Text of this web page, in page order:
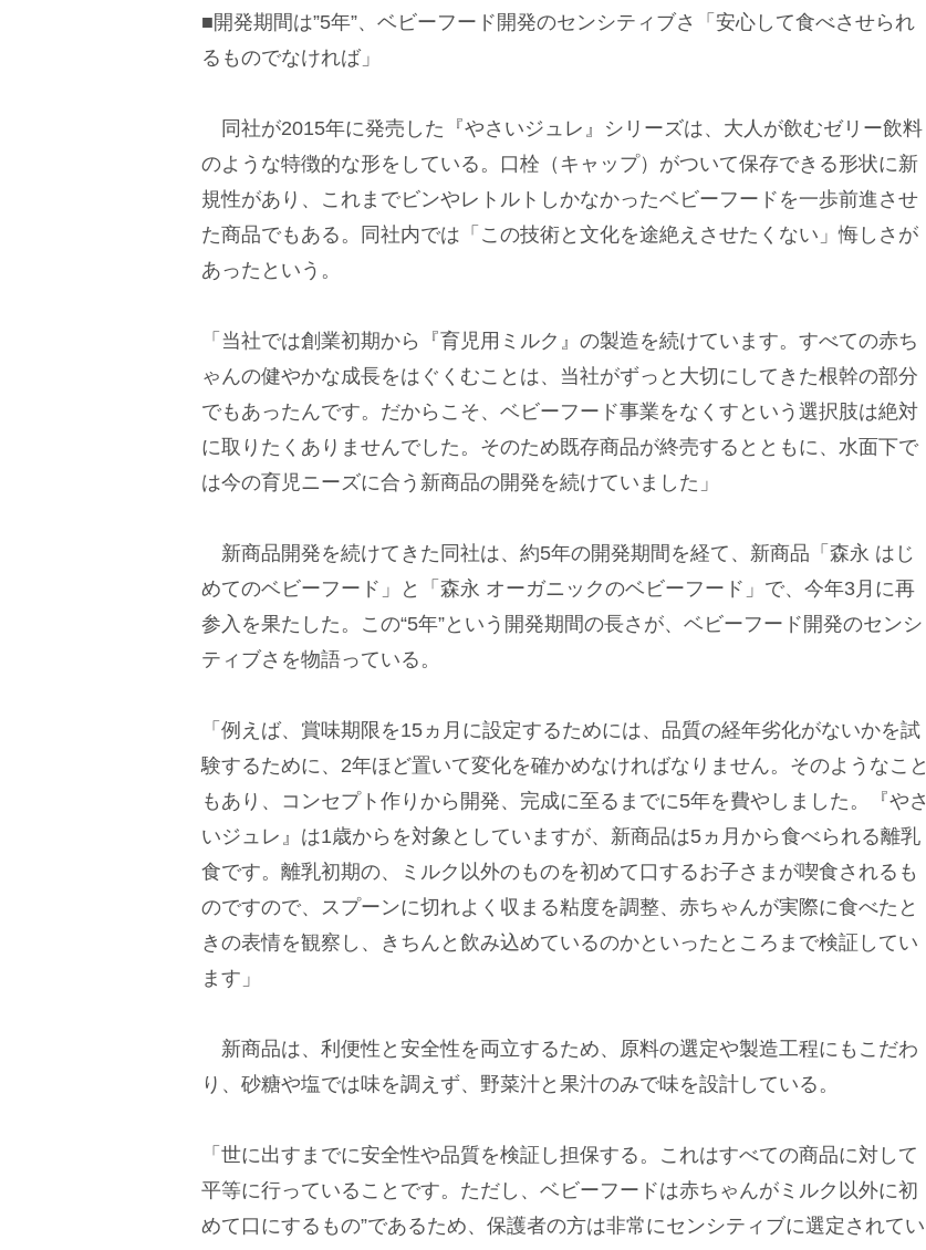
■開発期間は”5年”、ベビーフード開発のセンシティブさ「安心して食べさせられ
るものでなければ」
同社が2015年に発売した『やさいジュレ』シリーズは、大人が飲むゼリー飲料
のような特徴的な形をしている。口栓（キャップ）がついて保存できる形状に新
規性があり、これまでビンやレトルトしかなかったベビーフードを一歩前進させ
た商品でもある。同社内では「この技術と文化を途絶えさせたくない」悔しさが
あったという。
「当社では創業初期から『育児用ミルク』の製造を続けています。すべての赤ち
ゃんの健やかな成長をはぐくむことは、当社がずっと大切にしてきた根幹の部分
でもあったんです。だからこそ、ベビーフード事業をなくすという選択肢は絶対
に取りたくありませんでした。そのため既存商品が終売するとともに、水面下で
は今の育児ニーズに合う新商品の開発を続けていました」
新商品開発を続けてきた同社は、約5年の開発期間を経て、新商品「森永 はじ
めてのベビーフード」と「森永 オーガニックのベビーフード」で、今年3月に再
参入を果たした。この“5年”という開発期間の長さが、ベビーフード開発のセンシ
ティブさを物語っている。
「例えば、賞味期限を15ヵ月に設定するためには、品質の経年劣化がないかを試
験するために、2年ほど置いて変化を確かめなければなりません。そのようなこと
もあり、コンセプト作りから開発、完成に至るまでに5年を費やしました。『やさ
いジュレ』は1歳からを対象としていますが、新商品は5ヵ月から食べられる離乳
食です。離乳初期の、ミルク以外のものを初めて口するお子さまが喫食されるも
のですので、スプーンに切れよく収まる粘度を調整、赤ちゃんが実際に食べたと
きの表情を観察し、きちんと飲み込めているのかといったところまで検証してい
ます」
新商品は、利便性と安全性を両立するため、原料の選定や製造工程にもこだわ
り、砂糖や塩では味を調えず、野菜汁と果汁のみで味を設計している。
「世に出すまでに安全性や品質を検証し担保する。これはすべての商品に対して
平等に行っていることです。ただし、ベビーフードは赤ちゃんがミルク以外に初
めて口にするもの”であるため、保護者の方は非常にセンシティブに選定されてい